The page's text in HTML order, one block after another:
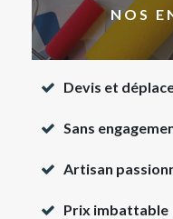
NOS
Devis et
Sans
Artisan
Prix imbattable